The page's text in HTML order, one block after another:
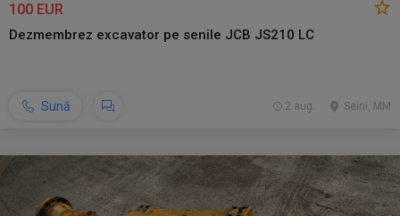
100 EUR
Dezmembrez excavator pe senile JCB JS210 LC
Sună Seini, MM
2 aug.